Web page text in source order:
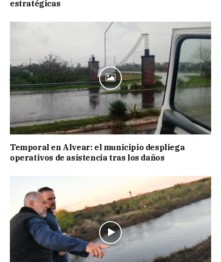
estratégicas
Temporal en Alvear: el municipio despliega
operativos de asistencia tras los daños